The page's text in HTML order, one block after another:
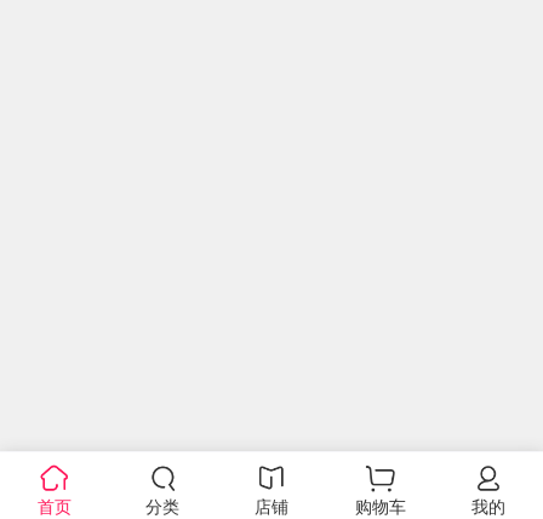
首页 分类 店铺 购物车 我的